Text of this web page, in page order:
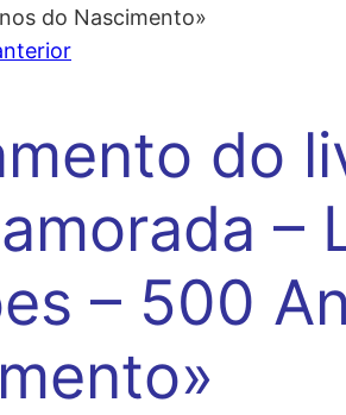
do Nascimento»
do
–
– 500